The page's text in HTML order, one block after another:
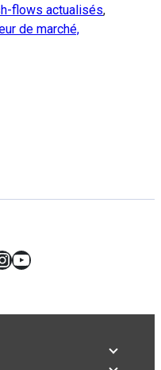
flows actualisés,
de marché,
YouTube